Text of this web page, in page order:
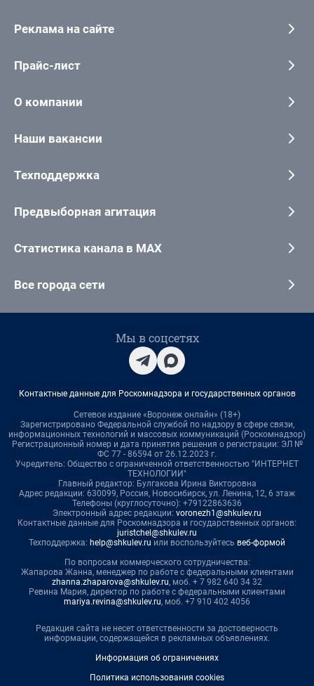
Реклама на сайте
Прайс-лист
О компании
Наши вакансии
Техподдержка
Предвыборная агитация
Статистика канала в MAX
Все города сети
Мы в соцсетях
Контактные данные для Роскомнадзора и государственных органов
Сетевое издание «Воронеж онлайн» (18+)
Зарегистрировано Федеральной службой по надзору в сфере связи,
информационных технологий и массовых коммуникаций (Роскомнадзор)
Регистрационный номер и дата принятия решения о регистрации: ЭЛ №
ФС 77 - 86594 от 26.12.2023 г.
Учредитель: Общество с ограниченной ответственностью "ИНТЕРНЕТ
ТЕХНОЛОГИИ"
Главный редактор: Булгакова Ирина Викторовна
Адрес редакции: 630099, Россия, Новосибирск, ул. Ленина, 12, 6 этаж
Телефоны (круглосуточно): +79122863636
Электронный адрес редакции: voronezh1@shkulev.ru
Контактные данные для Роскомнадзора и государственных органов:
juristchel@shkulev.ru
Техподдержка: help@shkulev.ru или воспользуйтесь веб-формой
По вопросам коммерческого сотрудничества:
Жапарова Жанна, менеджер по работе с федеральными клиентами
zhanna.zhaparova@shkulev.ru, моб. + 7 982 640 34 32
Ревина Мария, директор по работе с федеральными клиентами
mariya.revina@shkulev.ru, моб. +7 910 402 4056
Редакция сайта не несет ответственности за достоверность
информации, содержащейся в рекламных объявлениях.
Информация об ограничениях
Политика использования cookies